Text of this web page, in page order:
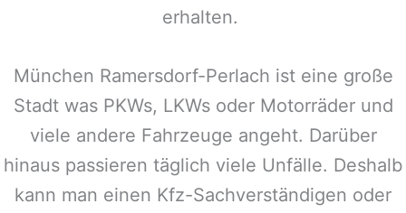
erhalten.
München Ramersdorf-Perlach ist eine große
Stadt was PKWs, LKWs oder Motorräder und
viele andere Fahrzeuge angeht. Darüber
hinaus passieren täglich viele Unfälle. Deshalb
kann man einen Kfz-Sachverständigen oder